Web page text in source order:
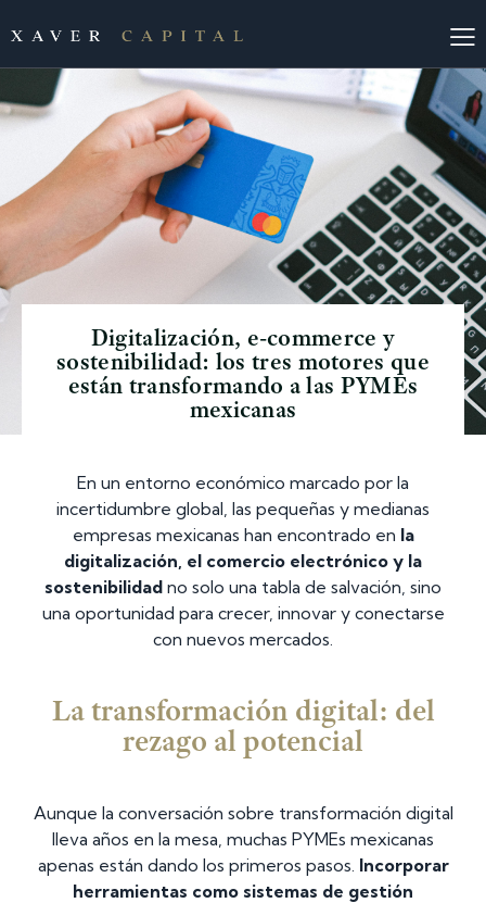
Digitalización, e-commerce y
sostenibilidad: los tres motores que
están transformando a las PYMEs
mexicanas
En un entorno económico marcado por la
incertidumbre global, las pequeñas y medianas
empresas mexicanas han encontrado en la
digitalización, el comercio electrónico y la
sostenibilidad no solo una tabla de salvación, sino
una oportunidad para crecer, innovar y conectarse
con nuevos mercados.
La transformación digital: del
rezago al potencial
Aunque la conversación sobre transformación digital
lleva años en la mesa, muchas PYMEs mexicanas
apenas están dando los primeros pasos. Incorporar
herramientas como sistemas de gestión